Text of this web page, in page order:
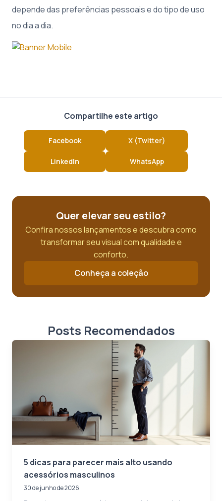
depende das preferências pessoais e do tipo de uso
no dia a dia.
Compartilhe este artigo
Facebook X (Twitter)
LinkedIn WhatsApp
Quer elevar seu estilo?
Confira nossos lançamentos e descubra como
transformar seu visual com qualidade e
conforto.
Conheça a coleção
Posts Recomendados
5 dicas para parecer mais alto usando
acessórios masculinos
30 de junho de 2026